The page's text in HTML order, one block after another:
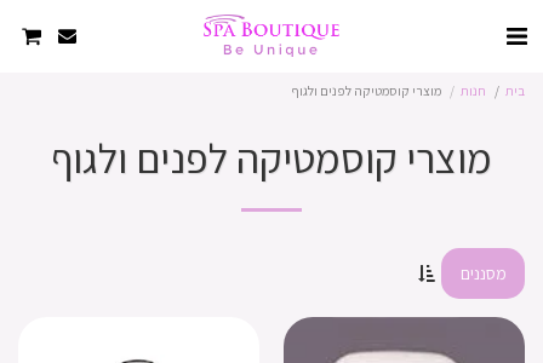
בית חנות מוצרי קוסמטיקה לפנים ולגוף
מוצרי קוסמטיקה לפנים ולגוף
מסננים